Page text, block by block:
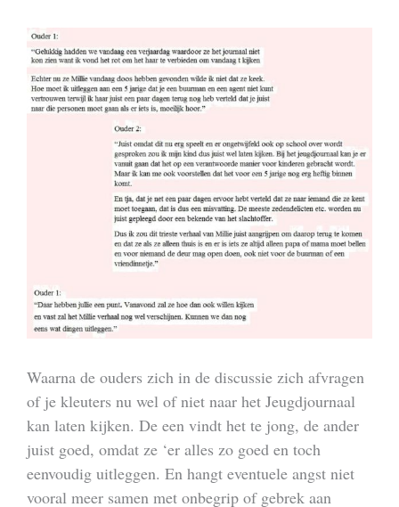
Waarna de ouders zich in de discussie zich afvragen
of je kleuters nu wel of niet naar het Jeugdjournaal
kan laten kijken. De een vindt het te jong, de ander
juist goed, omdat ze ‘er alles zo goed en toch
eenvoudig uitleggen. En hangt eventuele angst niet
vooral meer samen met onbegrip of gebrek aan